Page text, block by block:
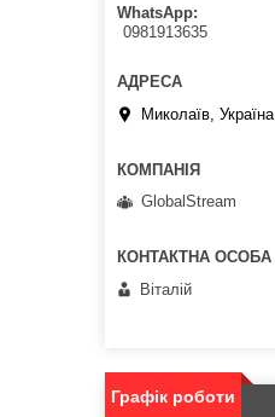
WhatsApp
0981913635
Миколаїв, Україна
GlobalStream
Віталій
Графік роботи